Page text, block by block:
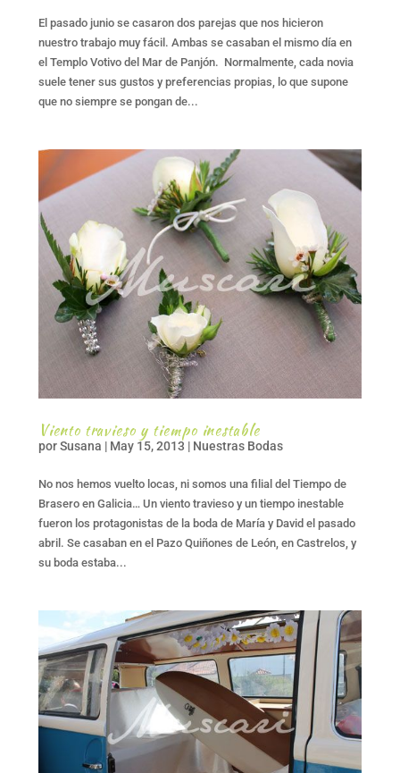
El pasado junio se casaron dos parejas que nos hicieron
nuestro trabajo muy fácil. Ambas se casaban el mismo día en
el Templo Votivo del Mar de Panjón. Normalmente, cada novia
suele tener sus gustos y preferencias propias, lo que supone
que no siempre se pongan de...
Viento travieso y tiempo inestable
porSusana | May 15, 2013 | Nuestras Bodas
No nos hemos vuelto locas, ni somos una filial del Tiempo de
Brasero en Galicia… Un viento travieso y un tiempo inestable
fueron los protagonistas de la boda de María y David el pasado
abril. Se casaban en el Pazo Quiñones de León, en Castrelos, y
su boda estaba...